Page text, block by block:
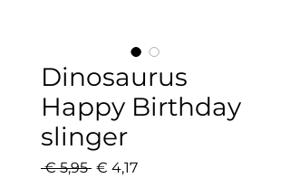
Dinosaurus
Happy Birthday
slinger
€ 5,95 Normale
€ 4,17Verkoopprijs